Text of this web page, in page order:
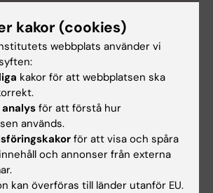
Dobra
patologi vid institutionen för
född i den ungersktalande delen
Rumänien, 1967. Hon tog
Semmelweisuniversitetet i
1994. Sedan 1998 arbetar hon
Universitetssjukhuset,
ramen för en forsknings-AT
överläkare. Hon blev specialist i
kakor (cookies)
webbplats använder vi
kakor för att webbplatsen ska
analys för att förstå hur
används.
för att visa och spåra
och annonser från externa
kan överföras till länder utanför EU.